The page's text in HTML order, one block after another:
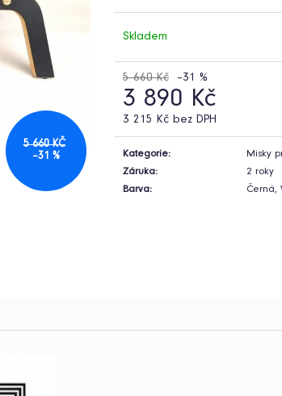
Skladem
5 660 Kč –31 %
3 890 Kč
3 215 Kč bez DPH
Měrná
cena:
Kategorie:
Misky
Záruka:
2 roky
Barva: Černá,
5 660 KČ
–31 %